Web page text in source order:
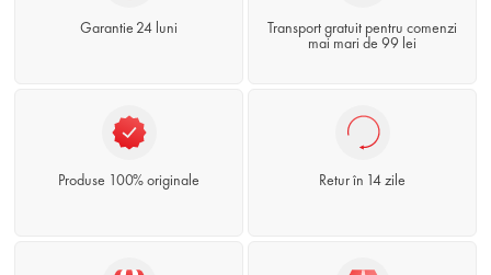
Garantie 24 luni
Transport gratuit pentru comenzi
mai mari de 99 lei
Produse 100% originale Retur în 14 zile